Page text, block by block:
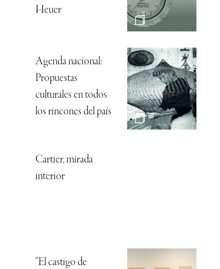
Heuer
Agenda nacional:
Propuestas
culturales en todos
los rincones del país
Cartier, mirada
interior
“El castigo de